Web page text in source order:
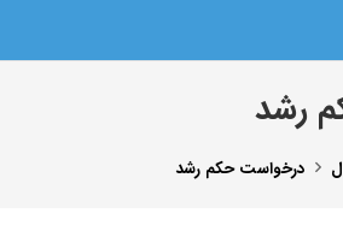
رشد
درخواست حکم رشد